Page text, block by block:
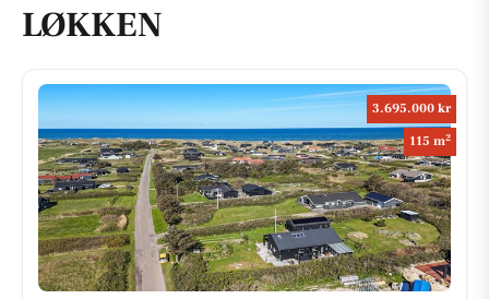
LØKKEN
3.695.000 kr
115 m2